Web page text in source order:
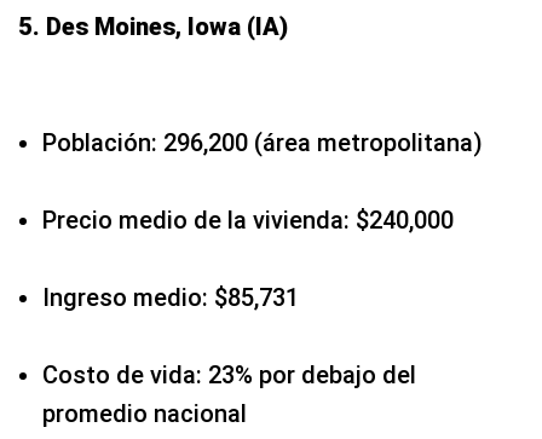
5. Des Moines, Iowa (IA)
Población: 296,200 (área metropolitana)
Precio medio de la vivienda: $240,000
Ingreso medio: $85,731
Costo de vida: 23% por debajo del
promedio nacional